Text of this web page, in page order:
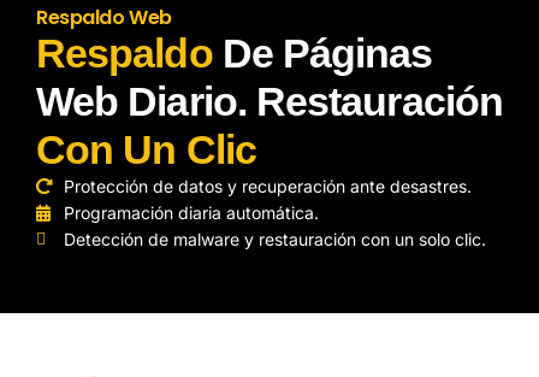
Soluciones Email
Blog
Respaldo Web
RespaldoDe Páginas
Web Diario. Restauración
Con Un Clic
Protección de datos y recuperación ante desastres.
Programación diaria automática.
Detección de malware y restauración con un solo clic.